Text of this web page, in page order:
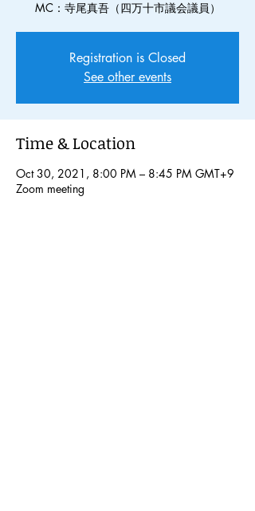
MC：寺尾真吾（四万十市議会議員）
Registration is Closed
See other events
Time & Location
Oct 30, 2021, 8:00 PM – 8:45 PM GMT+9
Zoom meeting